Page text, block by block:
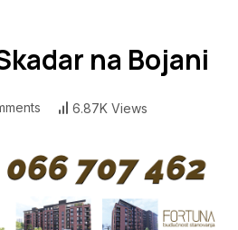
na Bojani
6.87K Views